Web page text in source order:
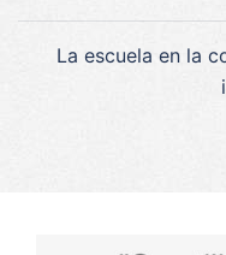
La escuela en la